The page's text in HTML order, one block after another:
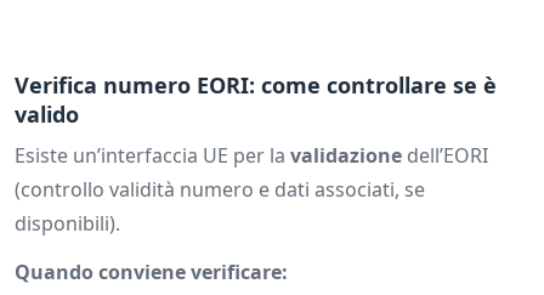
Verifica numero EORI: come controllare se è
valido
Esiste un’interfaccia UE per la validazione dell’EORI
(controllo validità numero e dati associati, se
disponibili).
Quando conviene verificare: